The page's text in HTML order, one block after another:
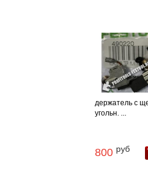
держатель с
угольн. ...
800 руб